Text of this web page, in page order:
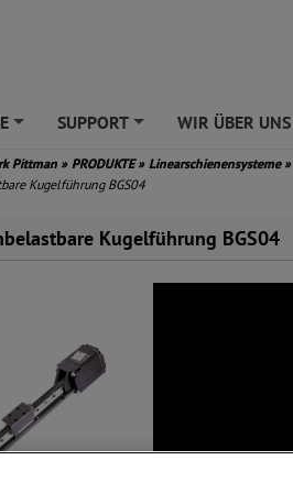
SUPPORT WIR ÜBER UNS
Pittman » PRODUKTE» Linearschienensysteme »
Kugelführung BGS04
Kugelführung BGS04